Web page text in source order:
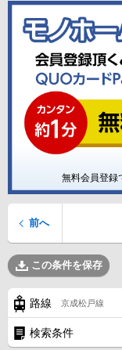
無料会員登録
前へ
この条件を保存
路線 京成松戸線
検索条件